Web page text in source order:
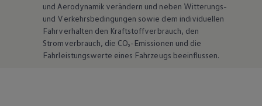
und Aerodynamik verändern und neben Witterungs-
und Verkehrsbedingungen sowie dem individuellen
Fahrverhalten den Kraftstoffverbrauch, den
Stromverbrauch, die CO₂-Emissionen und die
Fahrleistungswerte eines Fahrzeugs beeinflussen.